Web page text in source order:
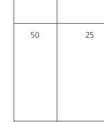
25
50